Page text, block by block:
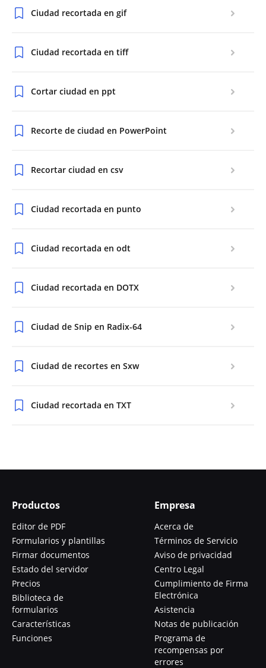
Ciudad recortada en gif
Ciudad recortada en tiff
Cortar ciudad en ppt
Recorte de ciudad en PowerPoint
Recortar ciudad en csv
Ciudad recortada en punto
Ciudad recortada en odt
Ciudad recortada en DOTX
Ciudad de Snip en Radix-64
Ciudad de recortes en Sxw
Ciudad recortada en TXT
Productos
Editor de PDF
Formularios y plantillas
Firmar documentos
Estado del servidor
Precios
Biblioteca de
formularios
Características
Funciones
Empresa
Acerca de
Términos de Servicio
Aviso de privacidad
Centro Legal
Cumplimiento de Firma
Electrónica
Asistencia
Notas de publicación
Programa de
recompensas por
errores